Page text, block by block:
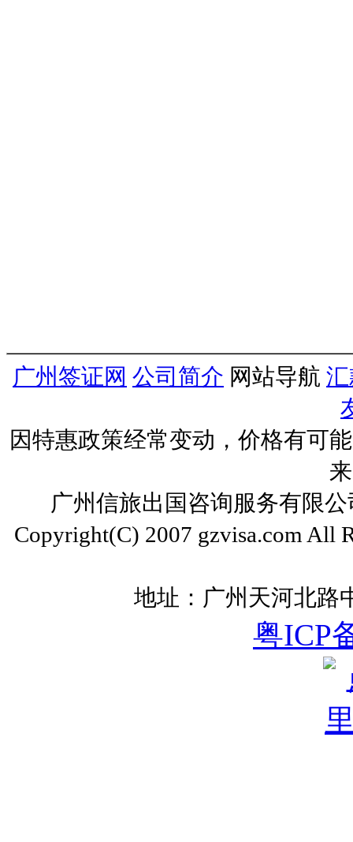
广州签证网 公司简介 网站导航
因特惠政策经常变动，价格有可
广州信旅出国咨询服务有限
Copyright(C) 2007 gzvisa.com All
地址：广州天河北路
粤ICP